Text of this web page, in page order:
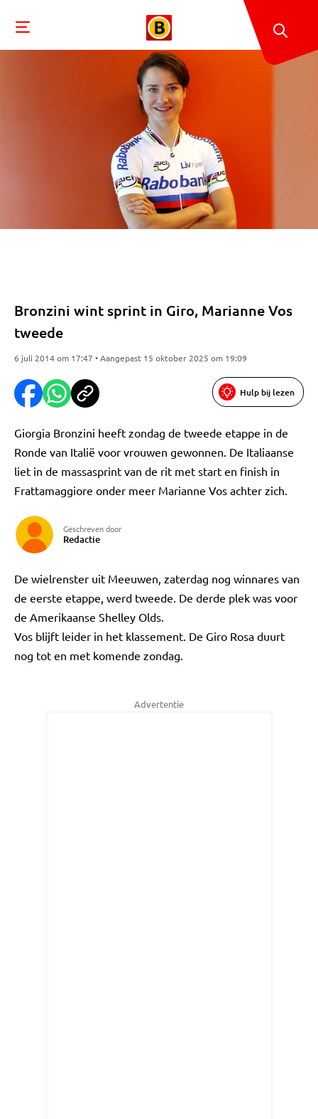
Bronzini wint sprint in Giro, Marianne Vos
tweede
6 juli 2014 om 17:47 • Aangepast 15 oktober 2025 om 19:09
Hulp bij lezen
Giorgia Bronzini heeft zondag de tweede etappe in de
Ronde van Italië voor vrouwen gewonnen. De Italiaanse
liet in de massasprint van de rit met start en finish in
Frattamaggiore onder meer Marianne Vos achter zich.
Geschreven door
Redactie
De wielrenster uit Meeuwen, zaterdag nog winnares van
de eerste etappe, werd tweede. De derde plek was voor
de Amerikaanse Shelley Olds.
Vos blijft leider in het klassement. De Giro Rosa duurt
nog tot en met komende zondag.
Advertentie